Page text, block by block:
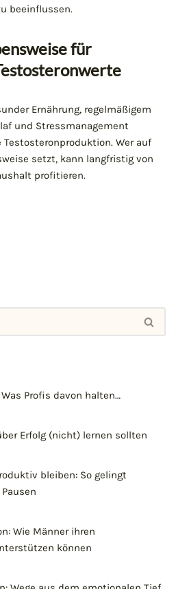
beeinflussen.
für
Ernährung, regelmäßigem
und Stressmanagement
Wer auf
setzt, kann langfristig von
profitieren.
Profis davon halten…
Erfolg (nicht) lernen sollten
bleiben: So gelingt
Wie Männer ihren
können